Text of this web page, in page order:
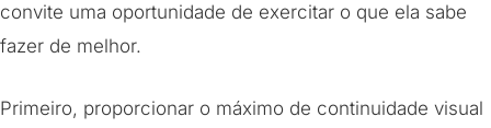
convite uma oportunidade de exercitar o que ela sabe
fazer de melhor.
Primeiro, proporcionar o máximo de continuidade visual